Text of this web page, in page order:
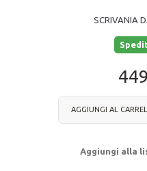
SCRIVANIA
AGGIUNGI AL
Aggiungi alla